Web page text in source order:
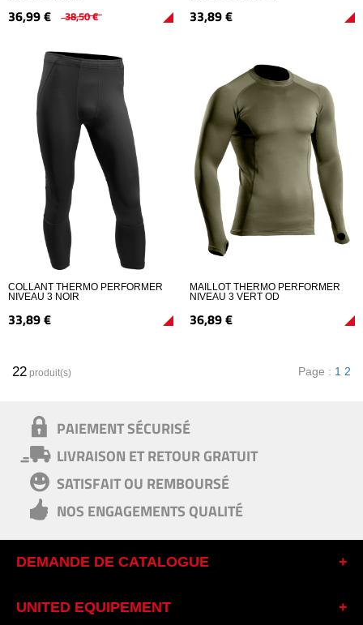
36,99€ 38,50€ 33,89€
COLLANT THERMO PERFORMER
NIVEAU 3 NOIR
33,89€
MAILLOT THERMO PERFORMER
NIVEAU 3 VERT OD
36,89€
22 produit(s) Page : 1 2
PAIEMENT SÉCURISÉ
LIVRAISON ET RETOUR GRATUIT
SATISFAIT OU REMBOURSÉ
NOS ENGAGEMENTS QUALITÉ
DEMANDE DE CATALOGUE
UNITED EQUIPEMENT